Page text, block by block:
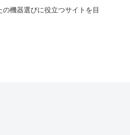
機器選びに役立つサイトを目